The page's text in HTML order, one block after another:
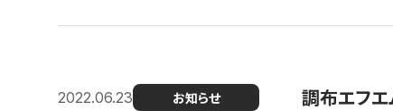
2022.06.23 お知らせ 調布エフエ